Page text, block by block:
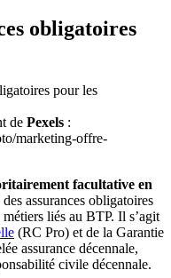
obligatoires
de Pexels :
marketing-offre-
facultative en
assurances obligatoires
liés au BTP. Il s’agit
(RC Pro) et de la Garantie
assurance décennale,
civile décennale.